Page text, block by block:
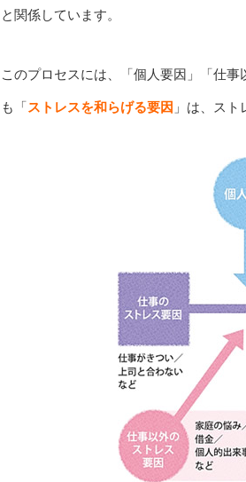
と関係しています。
このプロセスには、「個人要因」「仕
も「ストレスを和らげる要因 」は、ス